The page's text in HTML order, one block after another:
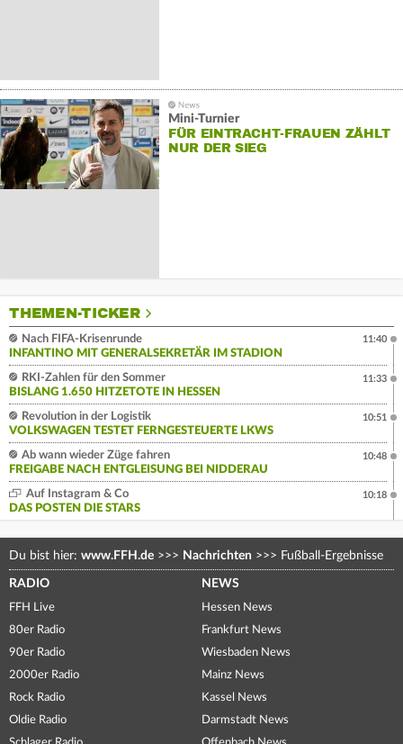
Mini-Turnier
FÜR EINTRACHT-FRAUEN ZÄHLT
NUR DER SIEG
THEMEN-TICKER
Nach FIFA-Krisenrunde
INFANTINO MIT GENERALSEKRETÄR IM STADION
11:40
RKI-Zahlen für den Sommer
BISLANG 1.650 HITZETOTE IN HESSEN
11:33
Revolution in der Logistik
VOLKSWAGEN TESTET FERNGESTEUERTE LKWS
10:51
Ab wann wieder Züge fahren
FREIGABE NACH ENTGLEISUNG BEI NIDDERAU
10:48
Auf Instagram & Co
DAS POSTEN DIE STARS
10:18
Du bist hier: www.FFH.de >>> Nachrichten >>> Fußball-Ergebnisse
RADIO
FFH Live
80er Radio
90er Radio
2000er Radio
Rock Radio
Oldie Radio
NEWS
Hessen News
Frankfurt News
Wiesbaden News
Mainz News
Kassel News
Darmstadt News